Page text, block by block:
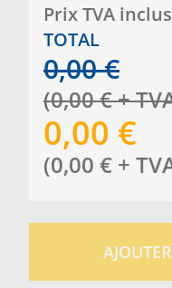
Prix ​​TVA
TOTAL
0,00 €
(0,00€+
0,00 €
(0,00 € +